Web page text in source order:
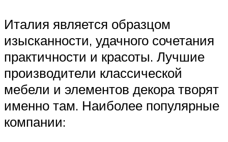
Италия является образцом
изысканности, удачного сочетания
практичности и красоты. Лучшие
производители классической
мебели и элементов декора творят
именно там. Наиболее популярные
компании: